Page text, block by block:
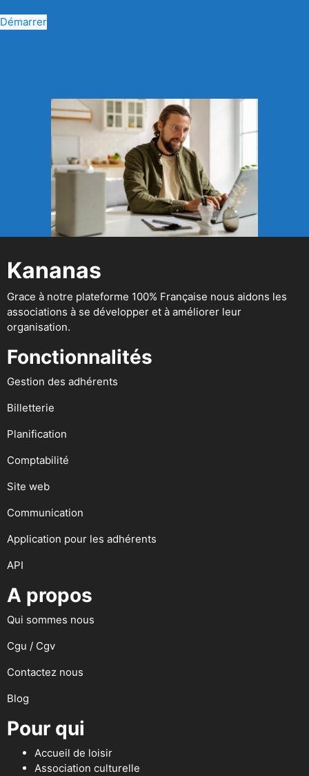
Démarrer
Kananas
Grace à notre plateforme 100% Française nous aidons les
associations à se développer et à améliorer leur
organisation.
Fonctionnalités
Gestion des adhérents
Billetterie
Planification
Comptabilité
Site web
Communication
Application pour les adhérents
API
A propos
Qui sommes nous
Cgu / Cgv
Contactez nous
Blog
Pour qui
Accueil de loisir
Association culturelle